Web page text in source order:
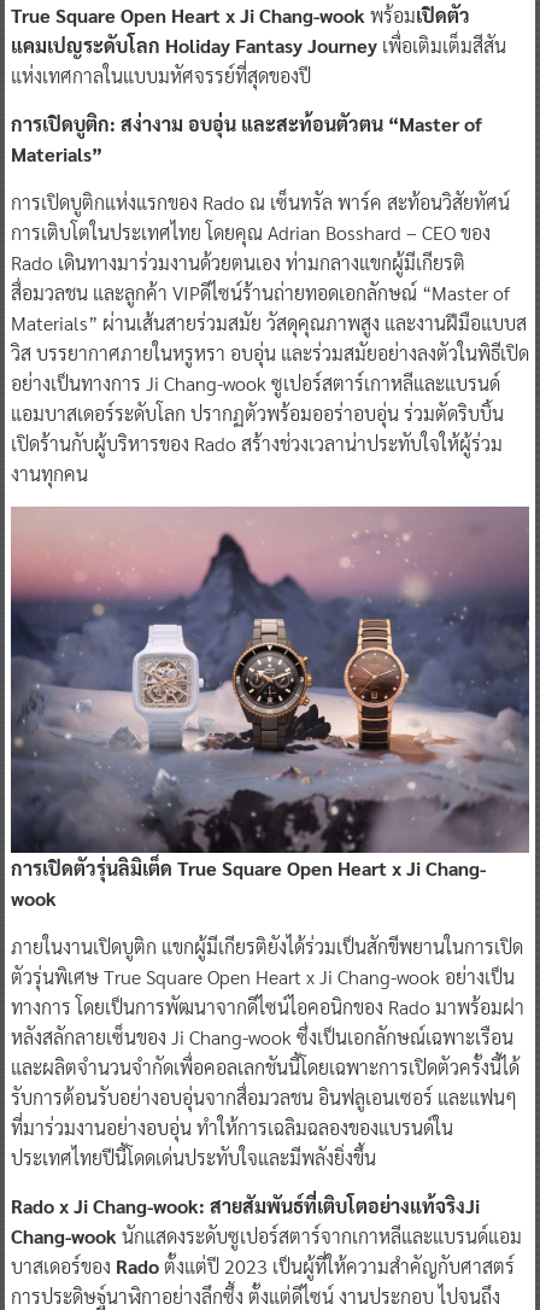
True Square Open Heart x Ji Chang-wook พร้อมเปิดตัว
แคมเปญระดับโลก Holiday Fantasy Journey เพื่อเติมเต็มสีสัน
แห่งเทศกาลในแบบมหัศจรรย์ที่สุดของปี
การเปิดบูติก: สง่างาม อบอุ่น และสะท้อนตัวตน “Master of
Materials”
การเปิดบูติกแห่งแรกของ Rado ณ เซ็นทรัล พาร์ค สะท้อนวิสัยทัศน์
การเติบโตในประเทศไทย โดยคุณ Adrian Bosshard – CEO ของ
Rado เดินทางมาร่วมงานด้วยตนเอง ท่ามกลางแขกผู้มีเกียรติ
สื่อมวลชน และลูกค้า VIPดีไซน์ร้านถ่ายทอดเอกลักษณ์ “Master of
Materials” ผ่านเส้นสายร่วมสมัย วัสดุคุณภาพสูง และงานฝีมือแบบส
วิส บรรยากาศภายในหรูหรา อบอุ่น และร่วมสมัยอย่างลงตัวในพิธีเปิด
อย่างเป็นทางการ Ji Chang-wook ซูเปอร์สตาร์เกาหลีและแบรนด์
แอมบาสเดอร์ระดับโลก ปรากฏตัวพร้อมออร่าอบอุ่น ร่วมตัดริบบิ้น
เปิดร้านกับผู้บริหารของ Rado สร้างช่วงเวลาน่าประทับใจให้ผู้ร่วม
งานทุกคน
การเปิดตัวรุ่นลิมิเต็ด True Square Open Heart x Ji Chang-
wook
ภายในงานเปิดบูติก แขกผู้มีเกียรติยังได้ร่วมเป็นสักขีพยานในการเปิด
ตัวรุ่นพิเศษ True Square Open Heart x Ji Chang-wook อย่างเป็น
ทางการ โดยเป็นการพัฒนาจากดีไซน์ไอคอนิกของ Rado มาพร้อมฝา
หลังสลักลายเซ็นของ Ji Chang-wook ซึ่งเป็นเอกลักษณ์เฉพาะเรือน
และผลิตจำนวนจำกัดเพื่อคอลเลกชันนี้โดยเฉพาะการเปิดตัวครั้งนี้ได้
รับการต้อนรับอย่างอบอุ่นจากสื่อมวลชน อินฟลูเอนเซอร์ และแฟนๆ
ที่มาร่วมงานอย่างอบอุ่น ทำให้การเฉลิมฉลองของแบรนด์ใน
ประเทศไทยปีนี้โดดเด่นประทับใจและมีพลังยิ่งขึ้น
Rado x Ji Chang-wook: สายสัมพันธ์ที่เติบโตอย่างแท้จริงJi
Chang-wook นักแสดงระดับซูเปอร์สตาร์จากเกาหลีและแบรนด์แอม
บาสเดอร์ของ Radoตั้งแต่ปี 2023 เป็นผู้ที่ให้ความสำคัญกับศาสตร์
การประดิษฐ์นาฬิกาอย่างลึกซึ้ง ตั้งแต่ดีไซน์ งานประกอบ ไปจนถึง